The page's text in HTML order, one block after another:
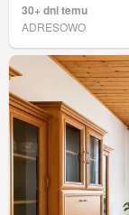
30+ dni temu
ADRESOWO